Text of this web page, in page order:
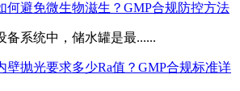
何避免微生物滋生？GMP合规防控方法
备系统中，储水罐是最......